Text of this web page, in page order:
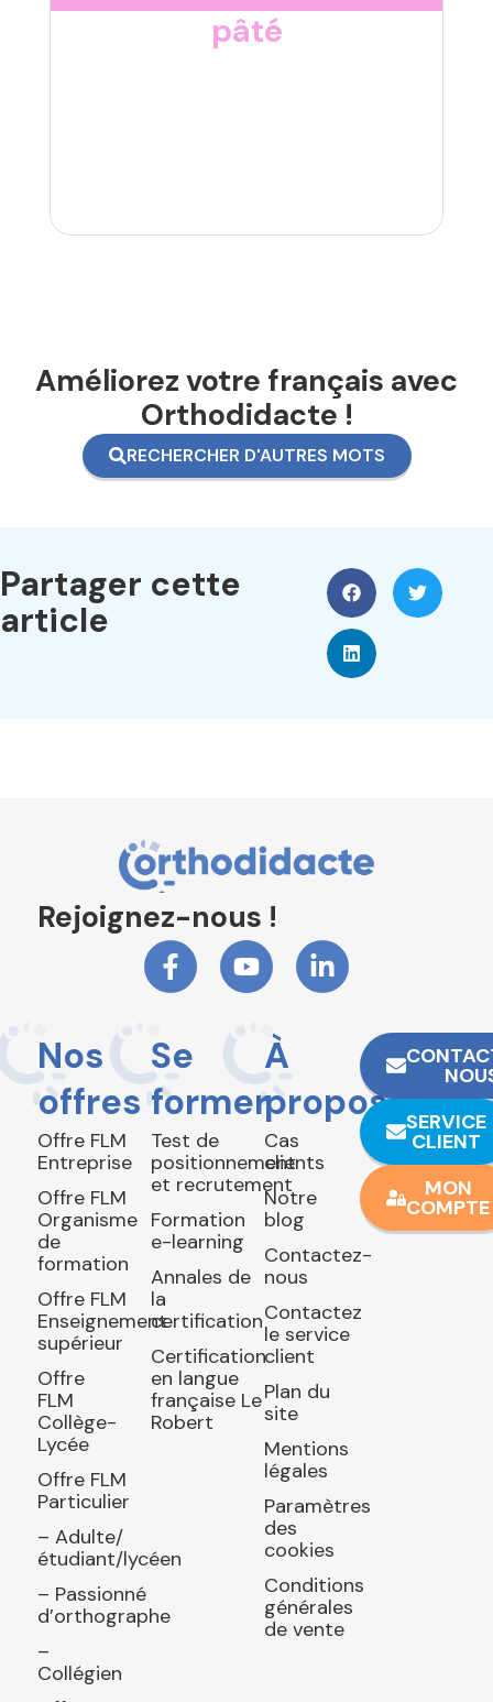
pâté
Améliorez votre français avec
Orthodidacte !
RECHERCHER D'AUTRES MOTS
Partager cette
article
Rejoignez-nous !
Nos
offres
Offre FLM
Entreprise
Offre FLM
Organisme
de
formation
Offre FLM
Enseignement
supérieur
Offre
FLM
Collège-
Lycée
Offre FLM
Particulier
– Adulte/
étudiant/lycéen
– Passionné
d’orthographe
–
Collégien
Se
former
Test de
positionnement
et recrutement
Formation
e-learning
Annales de
la
certification
Certification
en langue
française Le
Robert
À
propos
Cas
clients
Notre
blog
Contactez-
nous
Contactez
le service
client
Plan du
site
Mentions
légales
Paramètres
des
cookies
Conditions
générales
de vente
SERVICE
CLIENT
MON
COMPTE